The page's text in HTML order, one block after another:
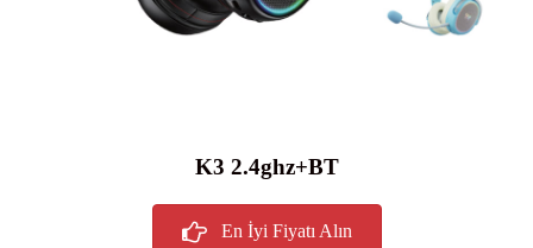
K3 2.4ghz+BT
En İyi Fiyatı Alın